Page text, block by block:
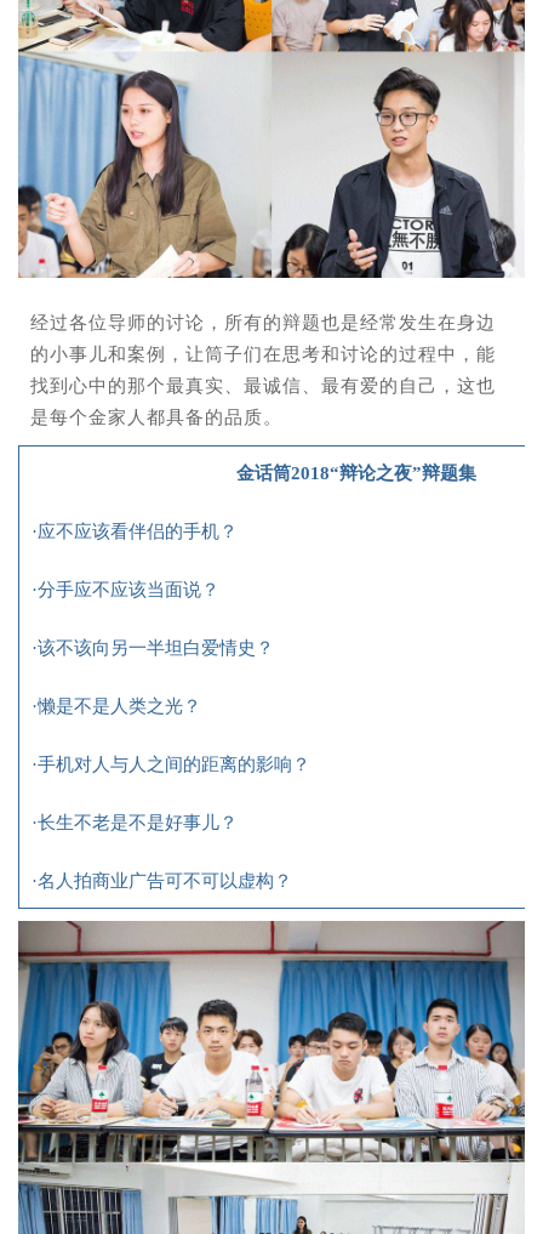
经过各位导师的讨论，所有的辩题也是经常发生在身边
的小事儿和案例，让筒子们在思考和讨论的过程中，能
找到心中的那个最真实、最诚信、最有爱的自己，这也
是每个金家人都具备的品质。
金话筒2018“辩论之夜”辩题集
·应不应该看伴侣的手机？
·分手应不应该当面说？
·该不该向另一半坦白爱情史？
·懒是不是人类之光？
·手机对人与人之间的距离的影响？
·长生不老是不是好事儿？
·名人拍商业广告可不可以虚构？